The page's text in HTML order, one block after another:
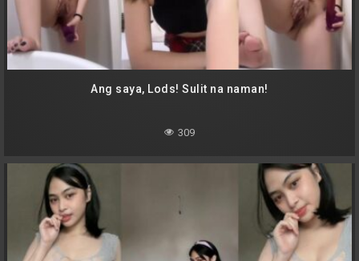
Ang saya, Lods! Sulit na naman!
309